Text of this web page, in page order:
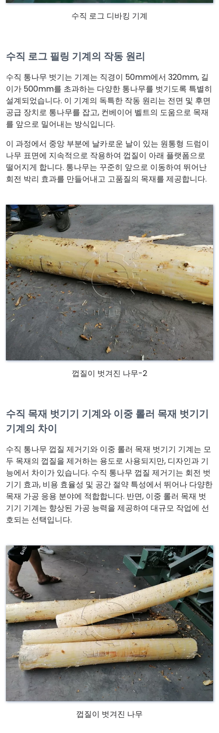
수직 로그 디바킹 기계
수직 로그 필링 기계의 작동 원리
수직 통나무 벗기는 기계는 직경이 50mm에서 320mm, 길
이가 500mm를 초과하는 다양한 통나무를 벗기도록 특별히
설계되었습니다. 이 기계의 독특한 작동 원리는 전면 및 후면
공급 장치로 통나무를 잡고, 컨베이어 벨트의 도움으로 목재
를 앞으로 밀어내는 방식입니다.
이 과정에서 중앙 부분에 날카로운 날이 있는 원통형 드럼이
나무 표면에 지속적으로 작용하여 껍질이 아래 플랫폼으로
떨어지게 합니다. 통나무는 꾸준히 앞으로 이동하여 뛰어난
회전 박리 효과를 만들어내고 고품질의 목재를 제공합니다.
껍질이 벗겨진 나무-2
수직 목재 벗기기 기계와 이중 롤러 목재 벗기기
기계의 차이
수직 통나무 껍질 제거기와 이중 롤러 목재 벗기기 기계는 모
두 목재의 껍질을 제거하는 용도로 사용되지만, 디자인과 기
능에서 차이가 있습니다. 수직 통나무 껍질 제거기는 회전 벗
기기 효과, 비용 효율성 및 공간 절약 특성에서 뛰어나 다양한
목재 가공 응용 분야에 적합합니다. 반면, 이중 롤러 목재 벗
기기 기계는 향상된 가공 능력을 제공하여 대규모 작업에 선
호되는 선택입니다.
껍질이 벗겨진 나무